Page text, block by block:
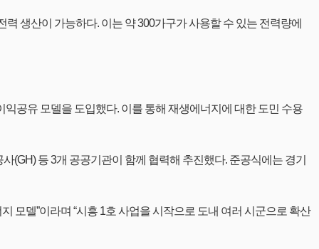
생산이 가능하다. 이는 약 300가구가 사용할 수 있는 전력량에
공유 모델을 도입했다. 이를 통해 재생에너지에 대한 도민 수용
등 3개 공공기관이 함께 협력해 추진했다. 준공식에는 경기
모델”이라며 “시흥 1호 사업을 시작으로 도내 여러 시군으로 확산